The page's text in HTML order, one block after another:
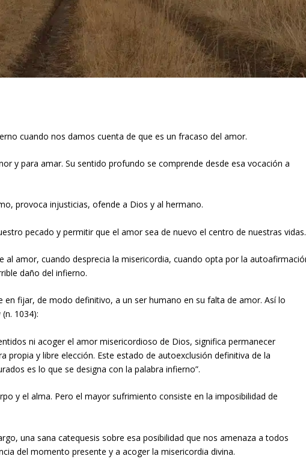
cuando nos damos cuenta de que es un fracaso del amor.
y para amar. Su sentido profundo se comprende desde esa vocación a
provoca injusticias, ofende a Dios y al hermano.
pecado y permitir que el amor sea de nuevo el centro de nuestras vidas.
al amor, cuando desprecia la misericordia, cuando opta por la
daño del infierno.
en fijar, de modo definitivo, a un ser humano en su falta de amor. Así lo
(n. 1034):
ni acoger el amor misericordioso de Dios, significa permanecer
propia y libre elección. Este estado de autoexclusión definitiva de la
es lo que se designa con la palabra infierno”.
y el alma. Pero el mayor sufrimiento consiste en la imposibilidad de
una sana catequesis sobre esa posibilidad que nos amenaza a todos
del momento presente y a acoger la misericordia divina.